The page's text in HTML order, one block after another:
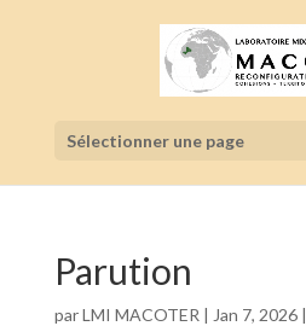
Sélectionner une page
Parution
parLMI MACOTER | Jan 7, 2026|